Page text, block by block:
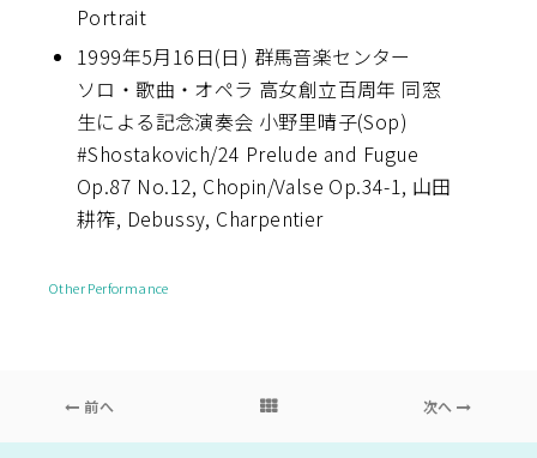
Portrait
1999年5月16日(日) 群馬音楽センター
ソロ・歌曲・オペラ 高女創立百周年 同窓
生による記念演奏会 小野里晴子(Sop)
#Shostakovich/24 Prelude and Fugue
Op.87 No.12, Chopin/Valse Op.34-1, 山田
耕筰, Debussy, Charpentier
Other Performance
前へ 次へ